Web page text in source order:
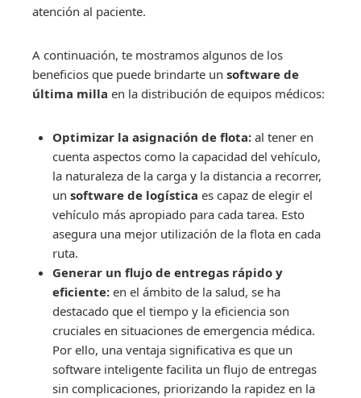
atención al paciente.
A continuación, te mostramos algunos de los
beneficios que puede brindarte un software de
última milla en la distribución de equipos médicos:
Optimizar la asignación de flota: al tener en
cuenta aspectos como la capacidad del vehículo,
la naturaleza de la carga y la distancia a recorrer,
un software de logística es capaz de elegir el
vehículo más apropiado para cada tarea. Esto
asegura una mejor utilización de la flota en cada
ruta.
Generar un flujo de entregas rápido y
eficiente: en el ámbito de la salud, se ha
destacado que el tiempo y la eficiencia son
cruciales en situaciones de emergencia médica.
Por ello, una ventaja significativa es que un
software inteligente facilita un flujo de entregas
sin complicaciones, priorizando la rapidez en la